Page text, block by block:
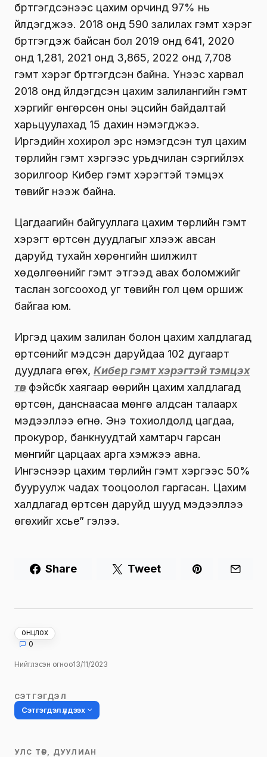
бүртгэгдсэнээс цахим орчинд 97% нь
үйлдэгджээ. 2018 онд 590 залилах гэмт хэрэг
бүртгэгдэж байсан бол 2019 онд 641, 2020
онд 1,281, 2021 онд 3,865, 2022 онд 7,708
гэмт хэрэг бүртгэгдсэн байна. Үүнээс харвал
2018 онд үйлдэгдсэн цахим залилангийн гэмт
хэргийг өнгөрсөн оны эцсийн байдалтай
харьцуулахад 15 дахин нэмэгджээ.
Иргэдийн хохирол эрс нэмэгдсэн тул цахим
төрлийн гэмт хэргээс урьдчилан сэргийлэх
зорилгоор Кибер гэмт хэрэгтэй тэмцэх
төвийг нээж байна.
Цагдаагийн байгууллага цахим төрлийн гэмт
хэрэгт өртсөн дуудлагыг хүлээж авсан
даруйд тухайн хөрөнгийн шилжилт
хөдөлгөөнийг гэмт этгээд авах боломжийг
таслан зогсооход уг төвийн гол цөм оршиж
байгаа юм.
Иргэд цахим залилан болон цахим халдлагад
өртсөнийг мэдсэн даруйдаа 102 дугаарт
дуудлага өгөх, Кибер гэмт хэрэгтэй тэмцэх
төвфэйсбүүк хаягаар өөрийн цахим халдлагад
өртсөн, данснаасаа мөнгө алдсан талаарх
мэдээллээ өгнө. Энэ тохиолдолд цагдаа,
прокурор, банкнуудтай хамтарч гарсан
мөнгийг царцаах арга хэмжээ авна.
Ингэснээр цахим төрлийн гэмт хэргээс 50%
бууруулж чадах тооцоолол гаргасан. Цахим
халдлагад өртсөн даруйд шууд мэдээллээ
өгөхийг хүсье” гэлээ.
Share Tweet
ОНЦЛОХ
0
Нийтлэсэн огноо13/11/2023
СЭТГЭГДЭЛ
Сэтгэгдэл үлдээх
УЛС ТӨР, ДУУЛИАН